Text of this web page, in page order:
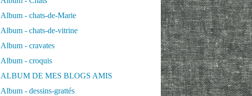
Album - chats-de-Marie
Album - chats-de-vitrine
Album - cravates
Album - croquis
ALBUM DE MES BLOGS AMIS
Album - dessins-grattés